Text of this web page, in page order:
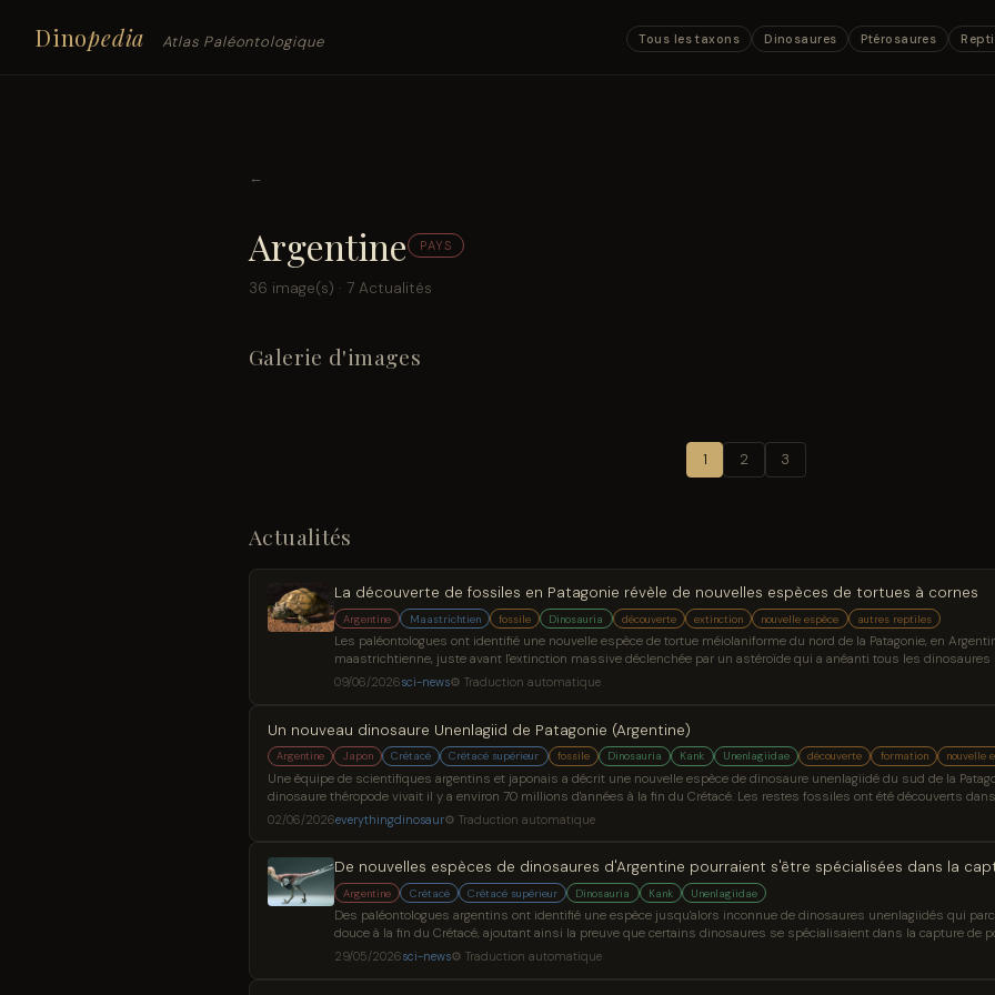
Dinopedia Atlas Paléontologique Tous les taxons Dinosaures Ptérosaures
←
Argentine PAYS
36 image(s) · 7 Actualités
Galerie d'images
1 2 3
Actualités
La découverte de fossiles en Patagonie révèle de nouvelles espèces de tortues à cornes
Argentine Maastrichtien fossile Dinosauria découverte extinction nouvelle espèce autres reptiles
Les paléontologues ont identifié une nouvelle espèce de tortue méiolaniforme du nord de la Patagonie, en
maastrichtienne, juste avant l'extinction massive déclenchée par un astéroïde qui a anéanti tous les dinosaures
fossiles en Patagonie révèle de nouvelles espèces de tortues à cornes apparaît en premier sur Sci.News : Breaking
09/06/2026sci-news⚙ Traduction automatique
Un nouveau dinosaure Unenlagiid de Patagonie (Argentine)
Argentine Japon Crétacé Crétacé supérieur fossile Dinosauria Kank Unenlagiidae découverte formation nouvelle
Une équipe de scientifiques argentins et japonais a décrit une nouvelle espèce de dinosaure unenlagiidé du sud de la
dinosaure théropode vivait il y a environ 70 millions d'années à la fin du Crétacé. Les restes fossiles ont été découverts
Santa Cruz, en Argentine. La découverte aide mieux les paléontologues
02/06/2026everythingdinosaur⚙ Traduction automatique
De nouvelles espèces de dinosaures d'Argentine pourraient s'être spécialisées dans la
Argentine Crétacé Crétacé supérieur Dinosauria Kank Unenlagiidae
Des paléontologues argentins ont identifié une espèce jusqu'alors inconnue de dinosaures unenlagiidés qui
douce à la fin du Crétacé, ajoutant ainsi la preuve que certains dinosaures se spécialisaient dans la capture de
de dinosaures d'Argentine pourraient s'être spécialisées dans la capture de poissons est apparu en premier sur
29/05/2026sci-news⚙ Traduction automatique